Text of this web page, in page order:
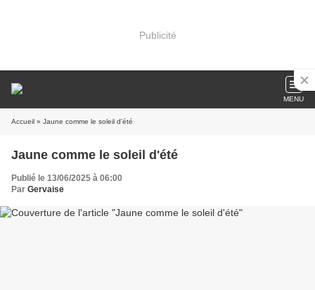
Publicité
MENU
Accueil » Jaune comme le soleil d'été
Jaune comme le soleil d'été
Publié le 13/06/2025 à 06:00
Par Gervaise